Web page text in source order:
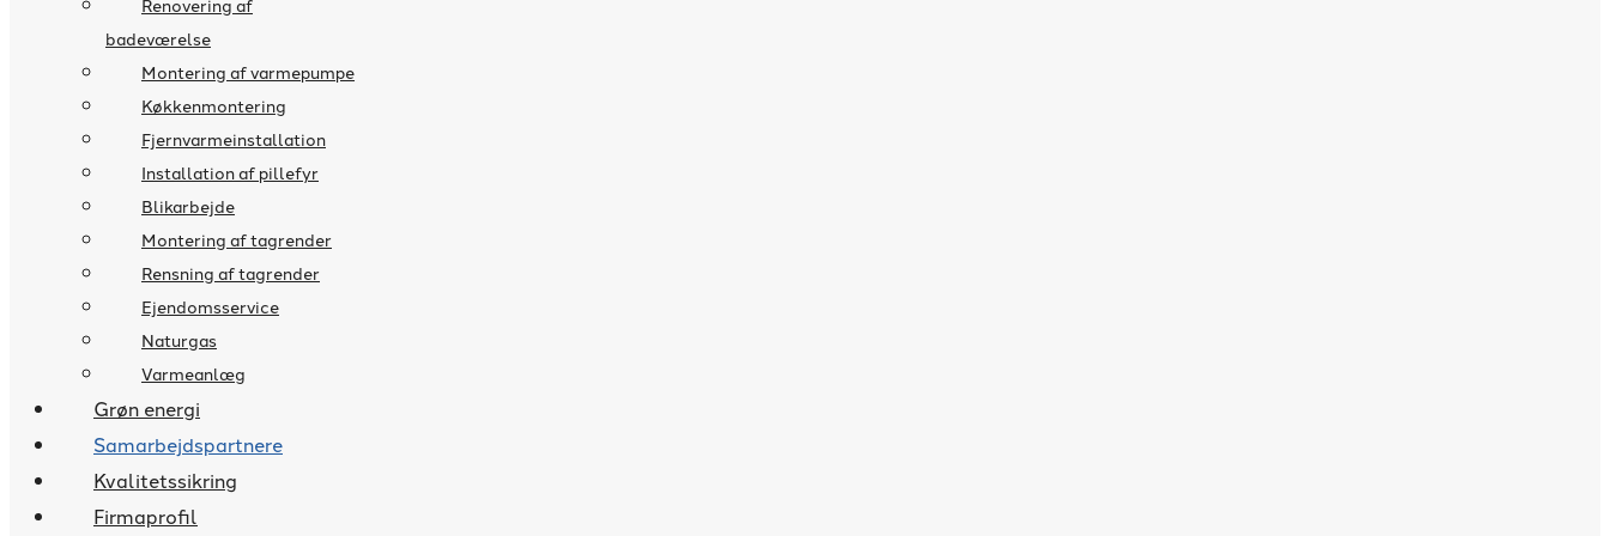
Renovering af
badeværelse
Montering af varmepumpe
Køkkenmontering
Fjernvarmeinstallation
Installation af pillefyr
Blikarbejde
Montering af tagrender
Rensning af tagrender
Ejendomsservice
Naturgas
Varmeanlæg
Grøn energi
Samarbejdspartnere
Kvalitetssikring
Firmaprofil